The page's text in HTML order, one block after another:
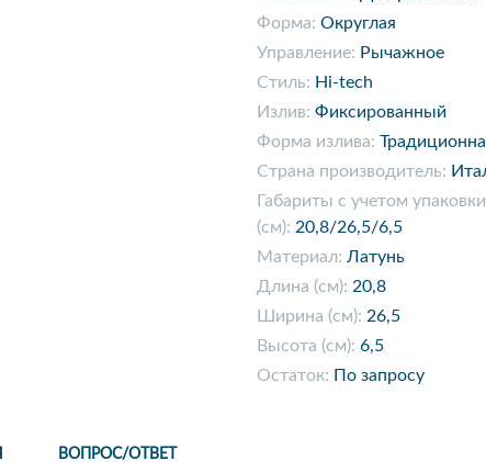
Форма: Округлая
Управление: Рычажное
Стиль: Hi-tech
Излив: Фиксированный
Форма излива:
Страна производитель:
Габариты с учетом упаковки
(см): 20,8/26,5/6,5
Материал: Латунь
Длина (см): 20,8
Ширина (см): 26,5
Высота (см): 6,5
Остаток: По запросу
ВОПРОС/ОТВЕТ